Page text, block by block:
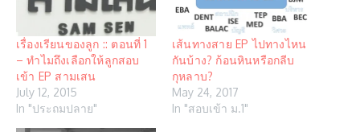
เรื่องเรียนของลูก :: ตอนที่ 1
– ทำไมถึงเลือกให้ลูกสอบ
เข้า EP สามเสน
July 12, 2015
In "ประถมปลาย"
เส้นทางสาย EP ไปทางไหน
กันบ้าง? ก้อนหินหรือกลีบ
กุหลาบ?
May 24, 2017
In "สอบเข้า ม.1"